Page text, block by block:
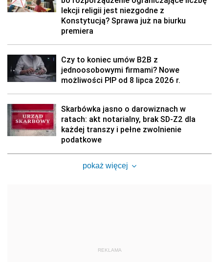
lekcji religii jest niezgodne z
Konstytucją? Sprawa już na biurku
premiera
Czy to koniec umów B2B z
jednoosobowymi firmami? Nowe
możliwości PIP od 8 lipca 2026 r.
Skarbówka jasno o darowiznach w
ratach: akt notarialny, brak SD-Z2 dla
każdej transzy i pełne zwolnienie
podatkowe
pokaż więcej
REKLAMA